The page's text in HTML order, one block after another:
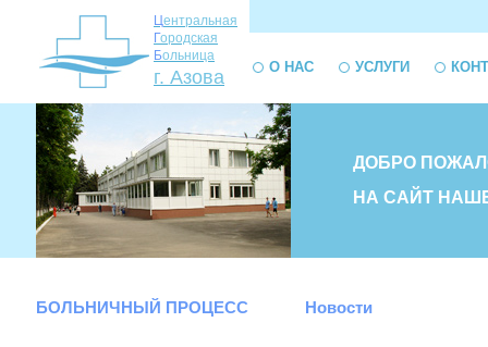
Центральная
Городская
Больница
г. Азова О НАС УСЛУГИ
ДОБРО
НА САЙТ
БОЛЬНИЧНЫЙ ПРОЦЕСС Новости